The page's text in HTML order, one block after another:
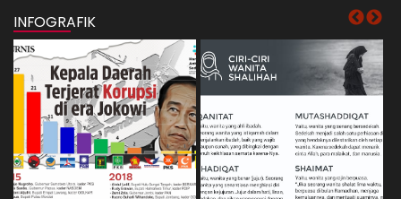
INFOGRAFIK